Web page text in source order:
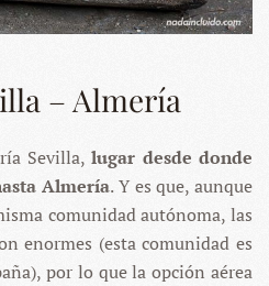
– Almería
Sevilla,lugar desde donde
Almería. Y es que, aunque
comunidad autónoma, las
enormes (esta comunidad es
por lo que la opción aérea